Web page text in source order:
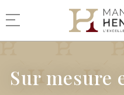
Basculer la
Sur mesure